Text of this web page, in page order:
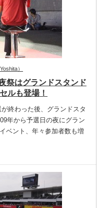
）
祭はグランドスタンド
ルも登場！
終わった後、グランドスタ
年から予選日の夜にグラン
ベント、年々参加者数も増